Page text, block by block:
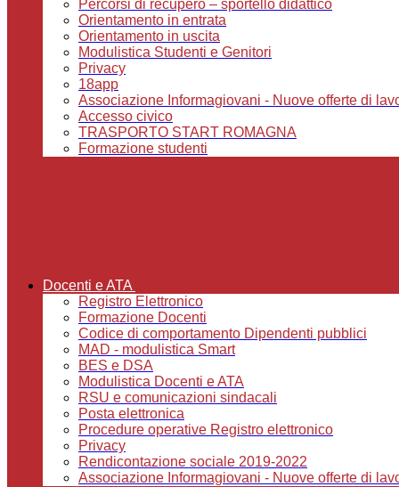
Percorsi di recupero – sportello didattico
Orientamento in entrata
Orientamento in uscita
Modulistica Studenti e Genitori
Privacy
18app
Associazione Informagiovani - Nuove offerte di
Accesso civico
TRASPORTO START ROMAGNA
Formazione studenti
Docenti e ATA
Registro Elettronico
Formazione Docenti
Codice di comportamento Dipendenti pubblici
MAD - modulistica Smart
BES e DSA
Modulistica Docenti e ATA
RSU e comunicazioni sindacali
Posta elettronica
Procedure operative Registro elettronico
Privacy
Rendicontazione sociale 2019-2022
Associazione Informagiovani - Nuove offerte di